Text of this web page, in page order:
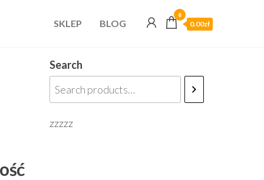
SKLEP BLOG
0
0.00zł
Search
zzzzz